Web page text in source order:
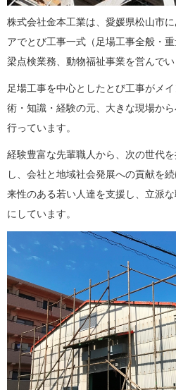
株式会社金本工業は、愛媛県松山市
アでとび工事一式（足場工事全般・
梁点検業務、動物福祉事業を営んでい
足場工事を中心としたとび工事がメ
術・知識・経験の元、大きな現場か
行っています。
経験豊富な先輩職人から、次の世代
し、会社と地域社会発展への貢献を
来性のある若い人達を支援し、立派
にしています。